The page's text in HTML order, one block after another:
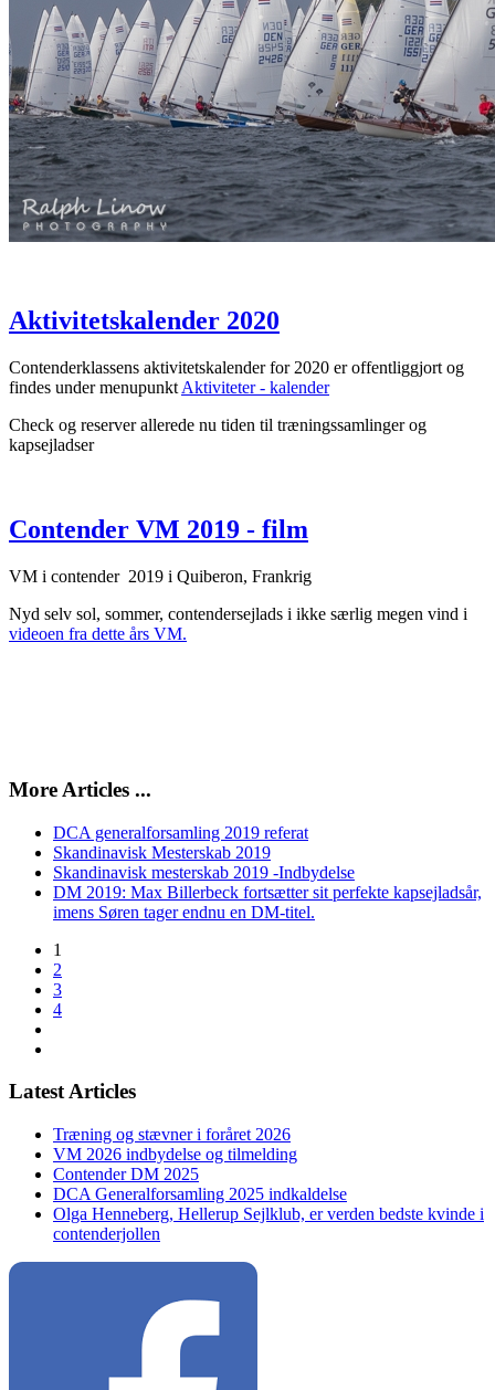
Aktivitetskalender 2020
Contenderklassens aktivitetskalender for 2020 er offentliggjort og
findes under menupunkt Aktiviteter - kalender
Check og reserver allerede nu tiden til træningssamlinger og
kapsejladser
Contender VM 2019 - film
VM i contender 2019 i Quiberon, Frankrig
Nyd selv sol, sommer, contendersejlads i ikke særlig megen vind i
videoen fra dette års VM.
More Articles ...
DCA generalforsamling 2019 referat
Skandinavisk Mesterskab 2019
Skandinavisk mesterskab 2019 -Indbydelse
DM 2019: Max Billerbeck fortsætter sit perfekte kapsejladsår,
imens Søren tager endnu en DM-titel.
1
2
3
4
Latest Articles
Træning og stævner i foråret 2026
VM 2026 indbydelse og tilmelding
Contender DM 2025
DCA Generalforsamling 2025 indkaldelse
Olga Henneberg, Hellerup Sejlklub, er verden bedste kvinde i
contenderjollen